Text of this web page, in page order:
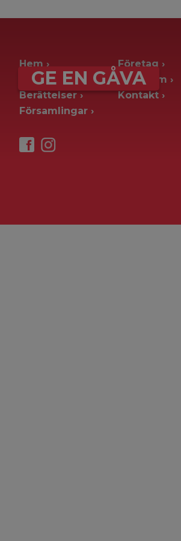
GE EN GÅVA
Hem
Ge en gåva
Berättelser
Församlingar
Företag
Pressrum
Kontakt